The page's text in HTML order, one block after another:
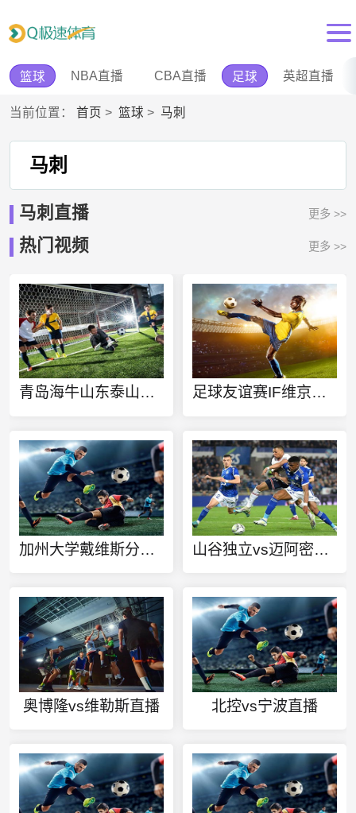
篮球 NBA直播 CBA直播 足球 英超直播
当前位置： 首页 > 篮球 > 马刺
马刺
马刺直播 更多 >>
热门视频 更多 >>
青岛海牛山东泰山今日赛事 足球友谊赛IF维京古B68女足vsHB拖锡云女足直播
加州大学戴维斯分校vs加州州立富勒顿分校直播 山谷独立vs迈阿密国际直播
奥博隆vs维勒斯直播 北控vs宁波直播